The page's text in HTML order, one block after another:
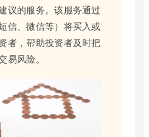
议的服务。该服务通过
信、微信等）将买入或
者，帮助投资者及时把
易风险。